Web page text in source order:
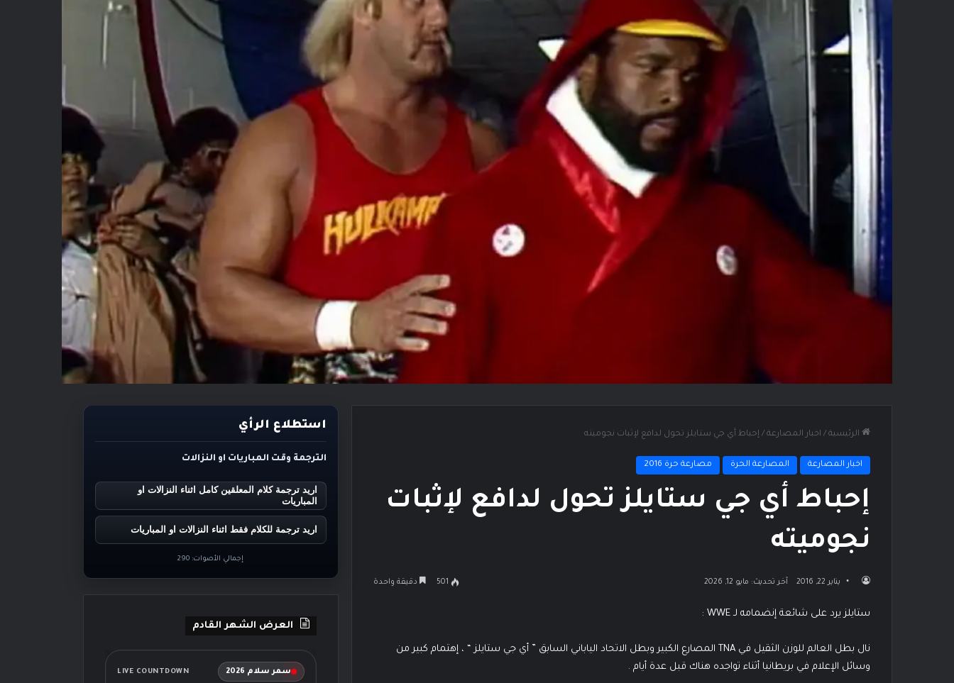
الرئيسية / اخبار المصارعة / إحباط أي جي ستايلز تحول لدافع لإثبات نجوميته
اخبار المصارعة المصارعة الحرة مصارعة حرة 2016
إحباط أي جي ستايلز تحول لدافع لإثبات
نجوميته
يناير 22, 2016 آخر تحديث: مايو 12, 2026 501 دقيقة واحدة
ستايلز يرد على شائعة إنضمامه لـ WWE :
نال بطل العالم للوزن الثقيل في TNA المصارع الكبير وبطل الاتحاد الياباني السابق ” أي جي ستايلز “ ، إهتمام كبير من
وسائل الإعلام في بريطانيا أثناء تواجده هناك قبل عدة أيام .
استطلاع الرأي
الترجمة وقت المباريات او النزالات
اريد ترجمة كلام المعلقين كامل اثناء النزالات او
المباريات
اريد ترجمة للكلام فقط اثناء النزالات او المباريات
إجمالي الأصوات: 290
العرض الشهر القادم
سمر سلام 2026 LIVE COUNTDOWN